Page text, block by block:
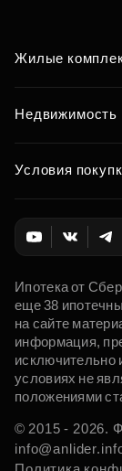
Жилые
Недвижимость
Условия
Ипотека от
еще 38
на сайте
информация,
исключительно
условиях не
положениями
© 2015 - 2026.